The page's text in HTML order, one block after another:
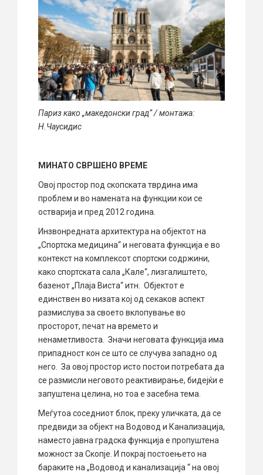
Париз како „македонски град“ / монтажа:
Н.Чаусидис
МИНАТО СВРШЕНО ВРЕМЕ
Овој простор под скопската тврдина има
проблем и во намената на функции кои се
остварија и пред 2012 година.
Инзвонредната архитектура на објектот на
„Спортска медицина“ и неговата функција е во
контекст на комплексот спортски содржини,
како спортската сала „Кале“, лизгалиштето,
базенот „Плаја Виста“ итн. Објектот е
единствен во низата кој од секаков аспект
размислува за своето вклопување во
просторот, печат на времето и
ненаметливоста. Значи неговата функција има
припадност кон се што се случува западно од
него. За овој простор исто постои потребата да
се размисли неговото реактивирање, бидејќи е
запуштена целина, но тоа е засебна тема.
Меѓутоа соседниот блок, преку уличката, да се
предвиди за објект на Водовод и Канализација,
наместо јавна градска функција е пропуштена
можност за Скопје. И покрај постоењето на
бараките на „Водовод и канализација “ на овој